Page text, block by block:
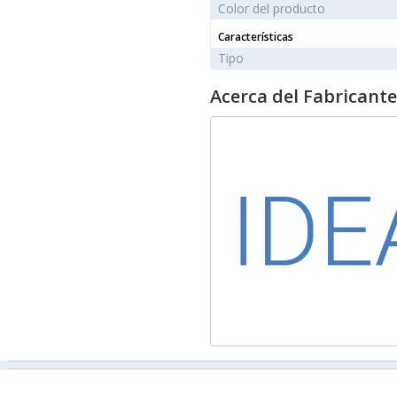
Color del producto
Características
Tipo
Acerca del Fabricante